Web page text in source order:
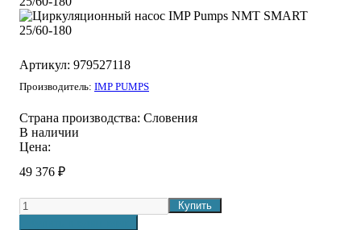
Артикул: 979527118
Производитель: IMP PUMPS
Страна производства: Словения
В наличии
Цена:
49 376 ₽